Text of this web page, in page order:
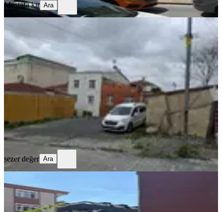
Mustafa kır Ara
Sahibinden 3 Kat Konut İmarlı 19m
Güney Cephe Arsa 229m2
Avcılar, Firuzköy Mahallesi
229 m²
·32.751/m²·13.05.2026
7.500.000 ₺
sezer değer
Ara
sezer değer Ara
Pelican Avm Karşısı Ve Metrobüs
Yanıbaşında Konut İmarlı Arsa.